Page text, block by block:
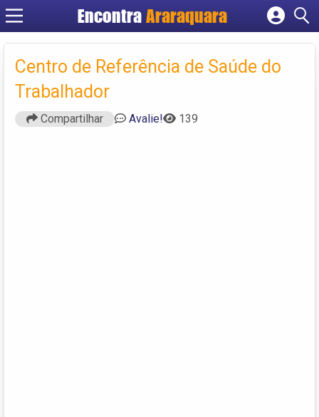
EncontraAraraquara
Cadastrar empresa
Criar conta
Centro de Referência de Saúde do
Trabalhador
Compartilhar Avalie! 139